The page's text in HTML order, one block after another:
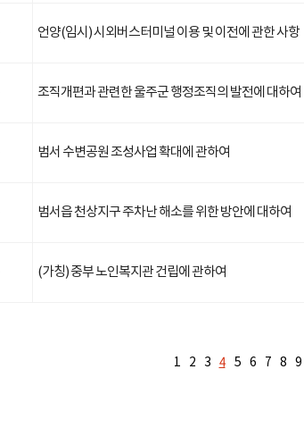
언양(임시) 시외버스터미널 이용 및 이전에 관한 사항
조직개편과 관련한 울주군 행정조직의 발전에 대하여
범서 수변공원 조성사업 확대에 관하여
범서읍 천상지구 주차난 해소를 위한 방안에 대하여
(가칭) 중부 노인복지관 건립에 관하여
1 2 3 4 5 6 7 8 9